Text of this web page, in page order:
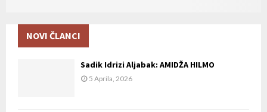
NOVI ČLANCI
Sadik Idrizi Aljabak: AMIDŽA HILMO
5 Aprila, 2026